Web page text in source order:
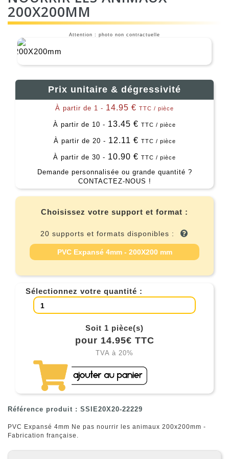
200X200MM
Attention : photo non contractuelle
Prix unitaire & dégressivité
À partir de 1 - 14.95 € TTC / pièce
À partir de 10 - 13.45 € TTC / pièce
À partir de 20 - 12.11 € TTC / pièce
À partir de 30 - 10.90 € TTC / pièce
Demande personnalisée ou grande quantité ?
CONTACTEZ-NOUS !
Choisissez votre support et format :
20 supports et formats disponibles :
PVC Expansé 4mm - 200X200 mm
Sélectionnez votre quantité :
Soit 1 pièce(s)
pour 14.95€ TTC
TVA à 20%
Référence produit : SSIE20X20-22229
PVC Expansé 4mm Ne pas nourrir les animaux 200x200mm -
Fabrication française.